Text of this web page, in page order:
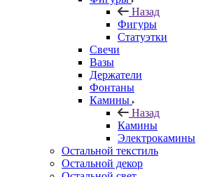
Назад
Фигуры
Статуэтки
Свечи
Вазы
Держатели
Фонтаны
Камины
Назад
Камины
Электрокамины
Остальной текстиль
Остальной декор